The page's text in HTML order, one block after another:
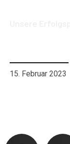
15. Februar 2023